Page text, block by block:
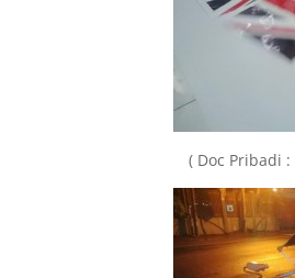
( Doc Pribadi